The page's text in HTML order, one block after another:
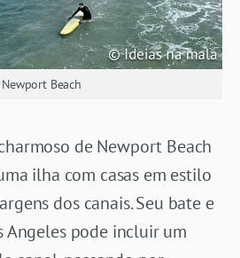
Newport Beach
de Newport Beach
ilha com casas em estilo
dos canais. Seu bate e
Angeles pode incluir um